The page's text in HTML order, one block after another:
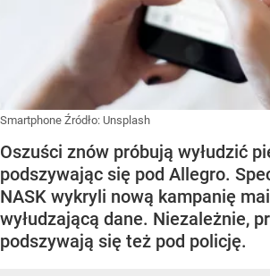
Smartphone Źródło: Unsplash
Oszuści znów próbują wyłudzić
podszywając się pod Allegro.
NASK wykryli nową kampanię
wyłudzającą dane. Niezależnie,
podszywają się też pod policję.